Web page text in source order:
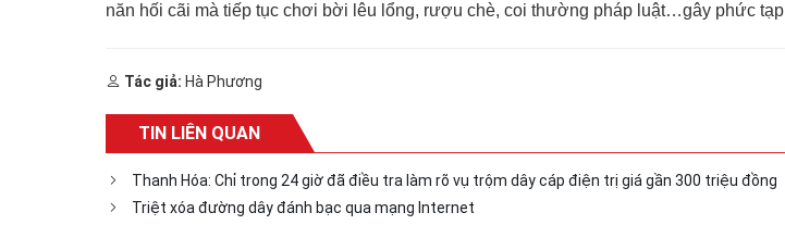
năn hối cãi mà tiếp tục chơi bời lêu lổng, rượu chè, coi thường pháp luật…gây phức tạp
Tác giả: Hà Phương
TIN LIÊN QUAN
Thanh Hóa: Chỉ trong 24 giờ đã điều tra làm rõ vụ trộm dây cáp điện trị giá gần 300 triệu đồng
Triệt xóa đường dây đánh bạc qua mạng Internet